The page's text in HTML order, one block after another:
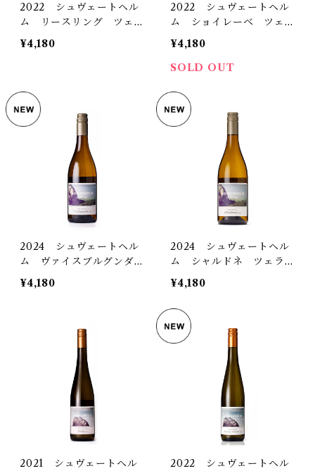
2022 シュヴェートヘル
ム リースリング ツェラ
ータール トロッケン
¥4,180
2022 シュヴェートヘル
ム ショイレーベ ツェラ
ータール トロッケン
¥4,180
SOLD OUT
2024 シュヴェートヘル
ム ヴァイスブルグンダ
ー ツェラータール トロ
ッケン
¥4,180
2024 シュヴェートヘル
ム シャルドネ ツェラー
タール トロッケン
¥4,180
2021 シュヴェートヘル
2022 シュヴェートヘル